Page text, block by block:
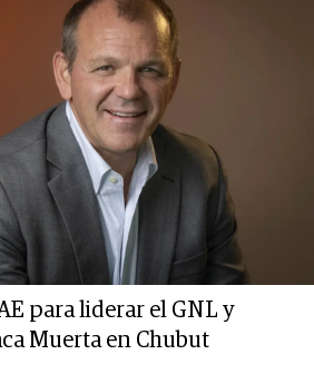
para liderar el GNL y
Muerta en Chubut